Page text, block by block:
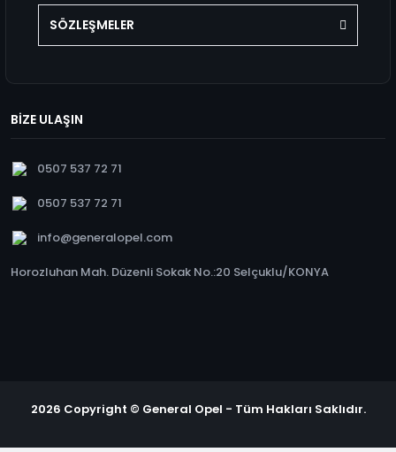
SÖZLEŞMELER
BİZE ULAŞIN
0507 537 72 71
0507 537 72 71
info@generalopel.com
Horozluhan Mah. Düzenli Sokak No.:20 Selçuklu/KONYA
2026 Copyright © General Opel - Tüm Hakları Saklıdır.